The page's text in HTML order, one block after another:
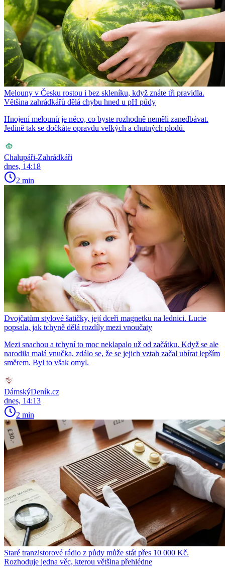
Melouny v Česku rostou i bez skleníku, když znáte tři pravidla.
Většina zahrádkářů dělá chybu hned u pH půdy
Hnojení melounů je něco, co byste rozhodně neměli zanedbávat.
Jedině tak se dočkáte opravdu velkých a chutných plodů.
Chalupáři-Zahrádkáři
dnes, 14:18
2 min
Dvojčatům stylové šatičky, její dceři magnetku na lednici. Lucie
popsala, jak tchyně dělá rozdíly mezi vnoučaty
Mezi snachou a tchyní to moc neklapalo už od začátku. Když se ale
narodila malá vnučka, zdálo se, že se jejich vztah začal ubírat lepším
směrem. Byl to však omyl.
DámskýDeník.cz
dnes, 14:13
2 min
Staré tranzistorové rádio z půdy může stát přes 10 000 Kč.
Rozhoduje jedna věc, kterou většina přehlédne